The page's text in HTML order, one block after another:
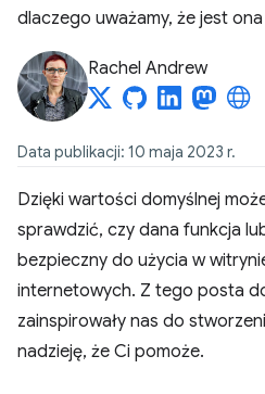
dlaczego uważamy, że jest
Rachel Andrew
Data publikacji: 10 maja 2023 r.
Dzięki wartości domyślnej
sprawdzić, czy dana funkcja
bezpieczny do użycia w
internetowych. Z tego posta
zainspirowały nas do
nadzieję, że Ci pomoże.